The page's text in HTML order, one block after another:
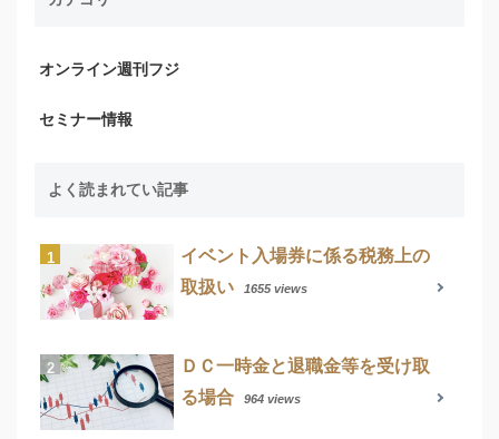
オンライン週刊フジ
セミナー情報
よく読まれてい記事
イベント入場券に係る税務上の
取扱い
1655 views
ＤＣ一時金と退職金等を受け取
る場合
964 views